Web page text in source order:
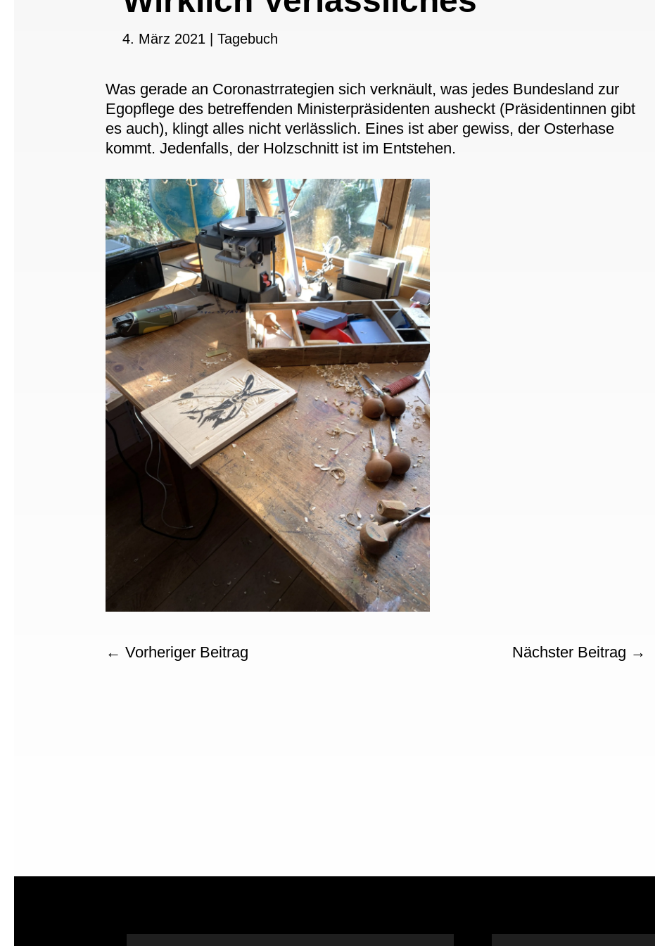
4. März 2021 |Tagebuch
Was gerade an Coronastrrategien sich verknäult, was jedes Bundesland zur
Egopflege des betreffenden Ministerpräsidenten ausheckt (Präsidentinnen gibt
es auch), klingt alles nicht verlässlich. Eines ist aber gewiss, der Osterhase
kommt. Jedenfalls, der Holzschnitt ist im Entstehen.
←Vorheriger Beitrag Nächster Beitrag →